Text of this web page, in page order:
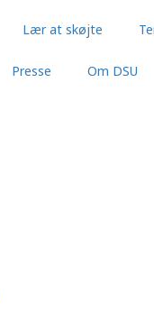
Lær at skøjte
Presse Om DSU